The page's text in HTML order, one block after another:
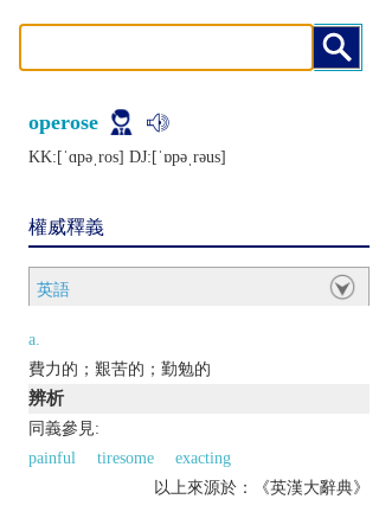
operose
KK:[ˈɑpǝˌros] DJ:[ˈɒpǝˌrǝus]
權威釋義
英語
a.
費力的；艱苦的；勤勉的
辨析
同義參見:
painful
tiresome
exacting
以上來源於：《英漢大辭典》